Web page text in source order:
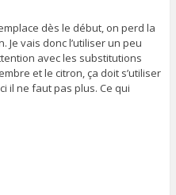
dès le début, on perd la
vais donc l’utiliser un peu
avec les substitutions
et le citron, ça doit s’utiliser
il ne faut pas plus. Ce qui